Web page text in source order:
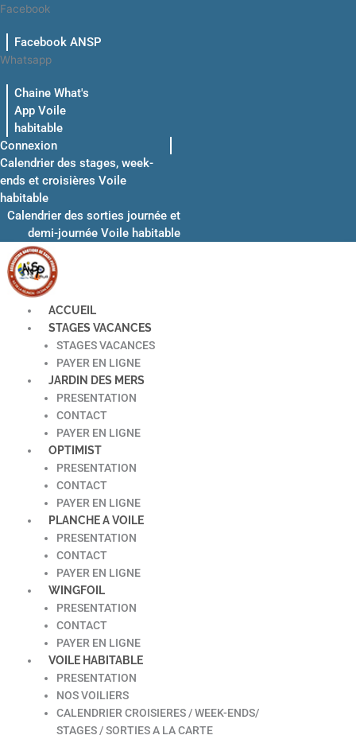
Aller
contenu
Facebook
Facebook ANSP
Whatsapp
Chaine What's
App Voile
habitable
Connexion
Calendrier des stages, week-
ends et croisières Voile
habitable
Calendrier des sorties journée et
demi-journée Voile habitable
ACCUEIL
STAGES VACANCES
STAGES VACANCES
PAYER EN LIGNE
JARDIN DES MERS
PRESENTATION
CONTACT
PAYER EN LIGNE
OPTIMIST
PRESENTATION
CONTACT
PAYER EN LIGNE
PLANCHE A VOILE
PRESENTATION
CONTACT
PAYER EN LIGNE
WINGFOIL
PRESENTATION
CONTACT
PAYER EN LIGNE
VOILE HABITABLE
PRESENTATION
NOS VOILIERS
CALENDRIER CROISIERES / WEEK-ENDS/
STAGES / SORTIES A LA CARTE